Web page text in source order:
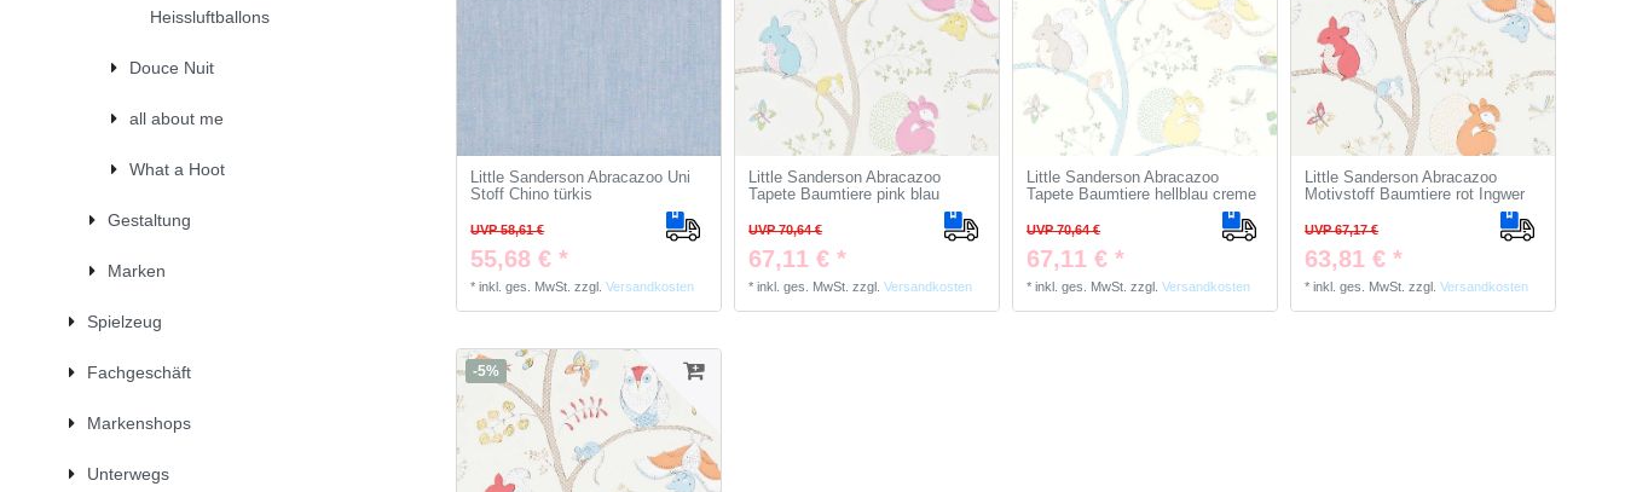
Heissluftballons
Douce Nuit
all about me
What a Hoot
Gestaltung
Marken
Spielzeug
Fachgeschäft
Markenshops
Unterwegs
Little Sanderson Abracazoo Uni
Stoff Chino türkis
UVP 58,61 €
55,68 € *
*inkl. ges. MwSt. zzgl.Versandkosten
Little Sanderson Abracazoo
Tapete Baumtiere pink blau
UVP 70,64 €
67,11 € *
*inkl. ges. MwSt. zzgl.Versandkosten
Little Sanderson Abracazoo
Tapete Baumtiere hellblau creme
UVP 70,64 €
67,11 € *
*inkl. ges. MwSt. zzgl.Versandkosten
Little Sanderson Abracazoo
Motivstoff Baumtiere rot Ingwer
UVP 67,17 €
63,81 € *
*inkl. ges. MwSt. zzgl.Versandkosten
-5%